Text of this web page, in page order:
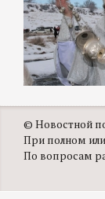
© Новостной
При полном
По вопросам